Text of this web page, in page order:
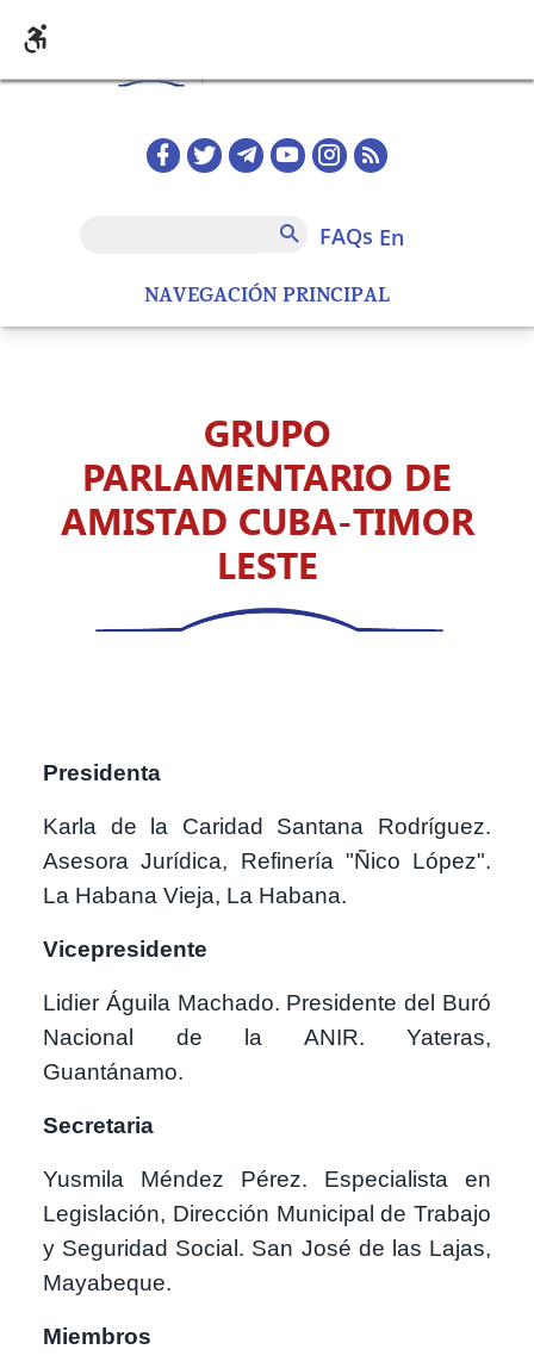
NAVEGACIÓN PRINCIPAL
Redes sociales home
FAQs
FAQs en
GRUPO
PARLAMENTARIO DE
AMISTAD CUBA-TIMOR
LESTE
Presidenta
Karla de la Caridad Santana Rodríguez.
Asesora Jurídica, Refinería "Ñico López".
La Habana Vieja, La Habana.
Vicepresidente
Lidier Águila Machado. Presidente del Buró
Nacional de la ANIR. Yateras,
Guantánamo.
Secretaria
Yusmila Méndez Pérez. Especialista en
Legislación, Dirección Municipal de Trabajo
y Seguridad Social. San José de las Lajas,
Mayabeque.
Miembros